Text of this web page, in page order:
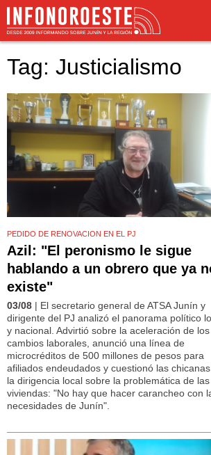
Tag: Justicialismo
PEDIDO DE RENOVACION EN EL PJ
Azil: "El peronismo le sigue
hablando a un obrero que ya
existe"
03/08 | El secretario general de ATSA Junín y
dirigente del PJ analizó el panorama político
y nacional. Advirtió sobre la aceleración de los
cambios laborales, anunció una línea de
microcréditos de 500 millones de pesos para
afiliados endeudados y cuestionó las
la dirigencia local sobre la problemática de las
viviendas: "No hay que hacer carancheo con
necesidades de Junín".